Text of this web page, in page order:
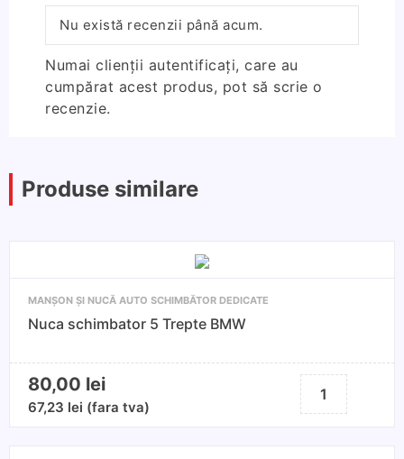
Nu există recenzii până acum.
Numai clienții autentificați, care au
cumpărat acest produs, pot să scrie o
recenzie.
Produse similare
MANȘON ȘI NUCĂ AUTO SCHIMBĂTOR DEDICATE
Nuca schimbator 5 Trepte BMW
80,00 lei
67,23 lei (fara tva)
Cantitate
Nuca